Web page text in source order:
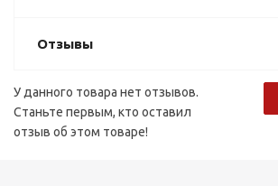
Отзывы
У данного товара нет отзывов.
Станьте первым, кто оставил
отзыв об этом товаре!